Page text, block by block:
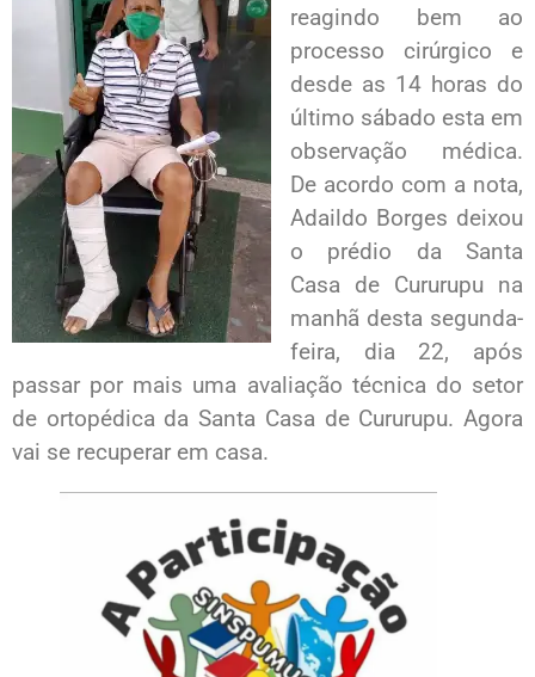
reagindo bem ao
processo cirúrgico e
desde as 14 horas do
último sábado esta em
observação médica.
De acordo com a nota,
Adaildo Borges deixou
o prédio da Santa
Casa de Cururupu na
manhã desta segunda-
feira, dia 22, após
passar por mais uma avaliação técnica do setor
de ortopédica da Santa Casa de Cururupu. Agora
vai se recuperar em casa.